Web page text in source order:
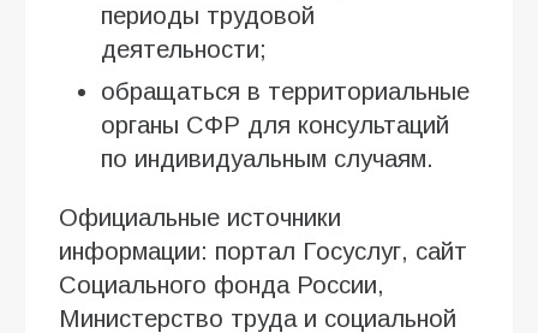
периоды трудовой
деятельности;
обращаться в территориальные
органы СФР для консультаций
по индивидуальным случаям.
Официальные источники
информации: портал Госуслуг, сайт
Социального фонда России,
Министерство труда и социальной